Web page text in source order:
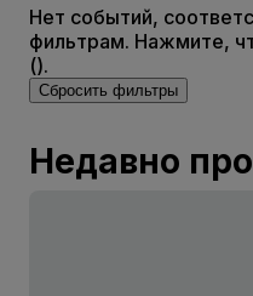
Нет событий,
фильтрам. Нажмите,
().
Сбросить фильтры
Недавно